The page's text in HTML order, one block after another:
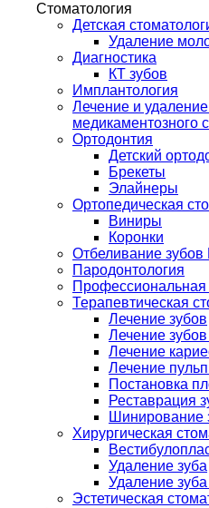
Стоматология
Детская
Удаление
Диагностика
КТ зубов
Имплантология
Лечение и
медикаментозного
Ортодонтия
Детский
Брекеты
Элайнеры
Ортопедическая
Виниры
Коронки
Отбеливание
Пародонтология
Профессиональная
Терапевтическая
Лечение зубов
Лечение
Лечение
Лечение
Постановка
Реставрация
Шинирование
Хирургическая
Удаление зуба
Удаление
Эстетическая